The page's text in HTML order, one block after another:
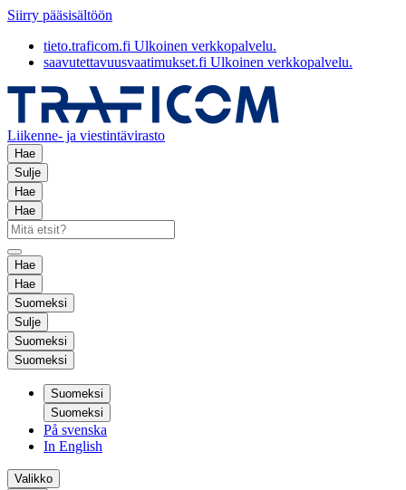
Siirry pääsisältöön
tieto.traficom.fi Ulkoinen verkkopalvelu.
saavutettavuusvaatimukset.fi Ulkoinen verkkopalvelu.
Liikenne- ja viestintävirasto
Hae
Sulje
Hae
Hae
Hae
Hae
Suomeksi
Sulje
Suomeksi
Suomeksi
Suomeksi
Suomeksi
På svenska
In English
Valikko